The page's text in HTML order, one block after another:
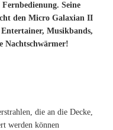
Seine
den Micro Galaxian II
Musikbands,
Nachtschwärmer!
die an die Decke,
werden können